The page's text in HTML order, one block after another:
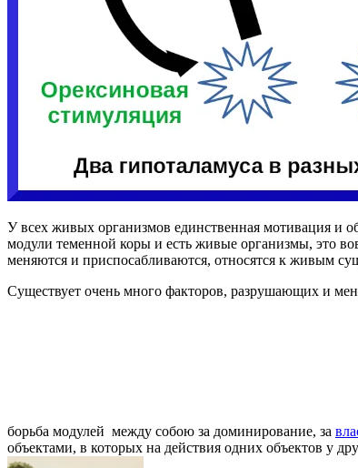
У всех живых организмов единственная мотивация и
модули теменной коры и есть живые организмы, это
меняются и приспосабливаются, относятся к живым
Существует очень много факторов, разрушающих и
борьба модулей между собою за доминирование, за
объектами, в которых на действия одних объектов у